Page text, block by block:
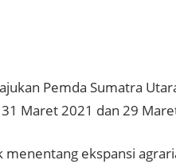
Pemda Sumatra
Maret 2021 dan 29
menentang ekspansi